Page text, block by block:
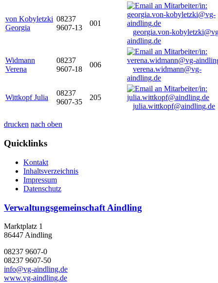
von Kobyletzki
Georgia
08237
9607-13
001
georgia.von-
aindling.de
Widmann
Verena
08237
9607-18
006
verena.widmann@vg-
aindling.de
Wittkopf Julia
08237
9607-35
205
julia.wittkopf@aindling.de
drucken nach oben
Quicklinks
Kontakt
Inhaltsverzeichnis
Impressum
Datenschutz
Verwaltungsgemeinschaft Aindling
Marktplatz 1
86447 Aindling
08237 9607-0
08237 9607-50
info@vg-aindling.de
www.vg-aindling.de